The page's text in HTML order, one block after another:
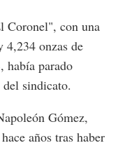
Coronel", con una
4,234 onzas de
había parado
sindicato.
Gómez,
años tras haber